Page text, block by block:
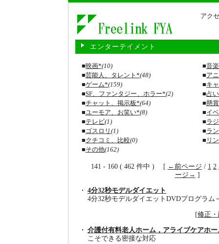
アク
エンターテイメント
■映画*(10) ■音
■芸能人、タレント*(48) ■ア
■ゲーム*(159) ■キ
■SF、ファンタジー、ホラー*(2) ■占
■チャット、掲示板*(64) ■懸
■ユーモア、お笑い*(8) ■イ
■テレビ(1) ■ラ
■ゴスロリ (1) ■ラ
■クチコミ、比較(0) ■ リ
■その他(162)
141 - 160 ( 462 件中 ) [ ←前ページ / 1 2
ージ→ ]
4分32秒モデルダイエット
4分32秒モデルダイエットDVDプログラム
[修正
介護付有料老人ホーム，アライブケアホー
こそできる密接な対応